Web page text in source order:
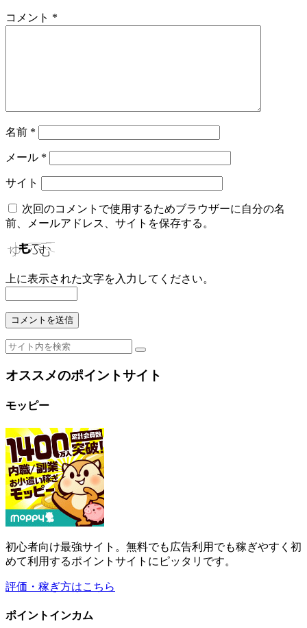
コメント *
名前 *
メール *
サイト
次回のコメントで使用するためブラウザーに自分の名
前、メールアドレス、サイトを保存する。
上に表示された文字を入力してください。
オススメのポイントサイト
モッピー
初心者向け最強サイト。無料でも広告利用でも稼ぎやすく初
めて利用するポイントサイトにピッタリです。
評価・稼ぎ方はこちら
ポイントインカム